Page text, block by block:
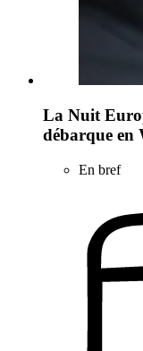
La Nuit
débarque en
En bref